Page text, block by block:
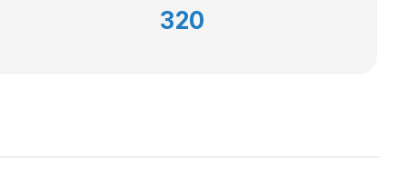
320